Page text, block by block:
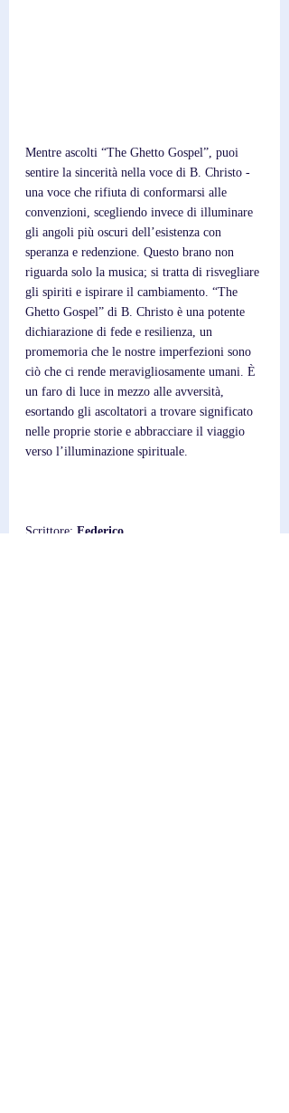
Mentre ascolti “The Ghetto Gospel”, puoi
sentire la sincerità nella voce di B. Christo -
una voce che rifiuta di conformarsi alle
convenzioni, scegliendo invece di illuminare
gli angoli più oscuri dell’esistenza con
speranza e redenzione. Questo brano non
riguarda solo la musica; si tratta di risvegliare
gli spiriti e ispirare il cambiamento. “The
Ghetto Gospel” di B. Christo è una potente
dichiarazione di fede e resilienza, un
promemoria che le nostre imperfezioni sono
ciò che ci rende meravigliosamente umani. È
un faro di luce in mezzo alle avversità,
esortando gli ascoltatori a trovare significato
nelle proprie storie e abbracciare il viaggio
verso l’illuminazione spirituale.
Scrittore; Federico